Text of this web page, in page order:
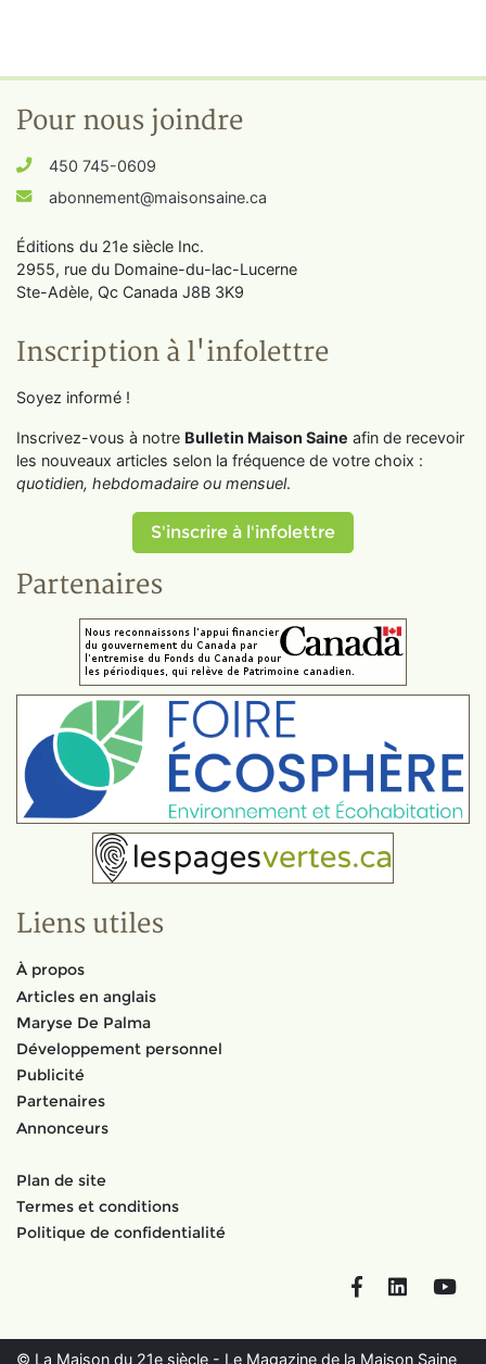
Pour nous joindre
450 745-0609
abonnement@maisonsaine.ca
Éditions du 21e siècle Inc.
2955, rue du Domaine-du-lac-Lucerne
Ste-Adèle, Qc Canada J8B 3K9
Inscription à l'infolettre
Soyez informé !
Inscrivez-vous à notre Bulletin Maison Saine afin de recevoir
les nouveaux articles selon la fréquence de votre choix :
quotidien, hebdomadaire ou mensuel.
S'inscrire à l'infolettre
Partenaires
Liens utiles
À propos
Articles en anglais
Maryse De Palma
Développement personnel
Publicité
Partenaires
Annonceurs
Plan de site
Termes et conditions
Politique de confidentialité
FacebookLinkedIn
© La Maison du 21e siècle - Le Magazine de la Maison Saine